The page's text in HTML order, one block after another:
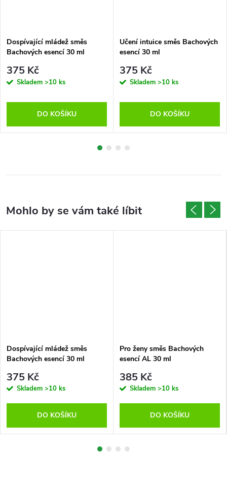
Dospívající mládež směs
Bachových esencí 30 ml
375 Kč
Skladem >10 ks
DO KOŠÍKU
Učení intuice směs Bachových
esencí 30 ml
375 Kč
Skladem >10 ks
DO KOŠÍKU
Dospívající mládež směs
Bachových esencí 30 ml
375 Kč
Skladem >10 ks
DO KOŠÍKU
Pro ženy směs Bachových
esencí AL 30 ml
385 Kč
Skladem >10 ks
DO KOŠÍKU